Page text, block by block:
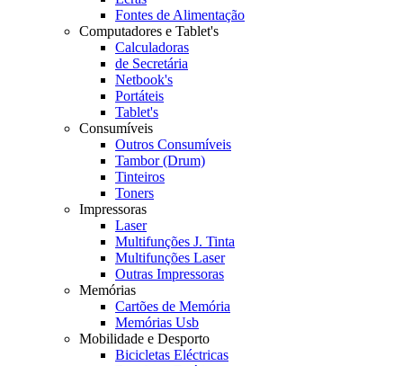
Fontes de Alimentação
Computadores e Tablet's
Calculadoras
de Secretária
Netbook's
Portáteis
Tablet's
Consumíveis
Outros Consumíveis
Tambor (Drum)
Tinteiros
Toners
Impressoras
Laser
Multifunções J. Tinta
Multifunções Laser
Outras Impressoras
Memórias
Cartões de Memória
Memórias Usb
Mobilidade e Desporto
Bicicletas Eléctricas